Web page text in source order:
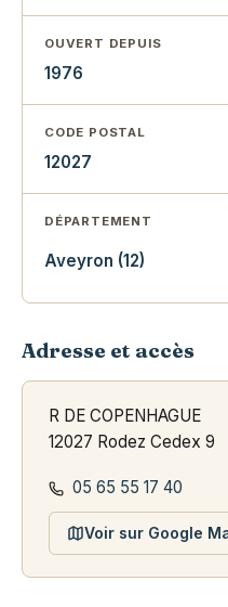
OUVERT DEPUIS
1976
CODE POSTAL
12027
DÉPARTEMENT
Aveyron (12)
Adresse et accès
R DE COPENHAGUE
12027 Rodez Cedex 9
05 65 55 17 40
Voir sur Google